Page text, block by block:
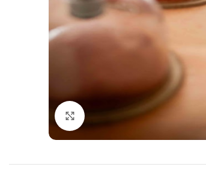
Click to enlarge